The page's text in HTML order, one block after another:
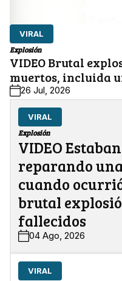
VIRAL
Explosión
VIDEO Brutal
muertos, incluida
26 Jul, 2026
VIRAL
Explosión
VIDEO Estaban
reparando
cuando
brutal
fallecidos
04 Ago, 2026
VIRAL